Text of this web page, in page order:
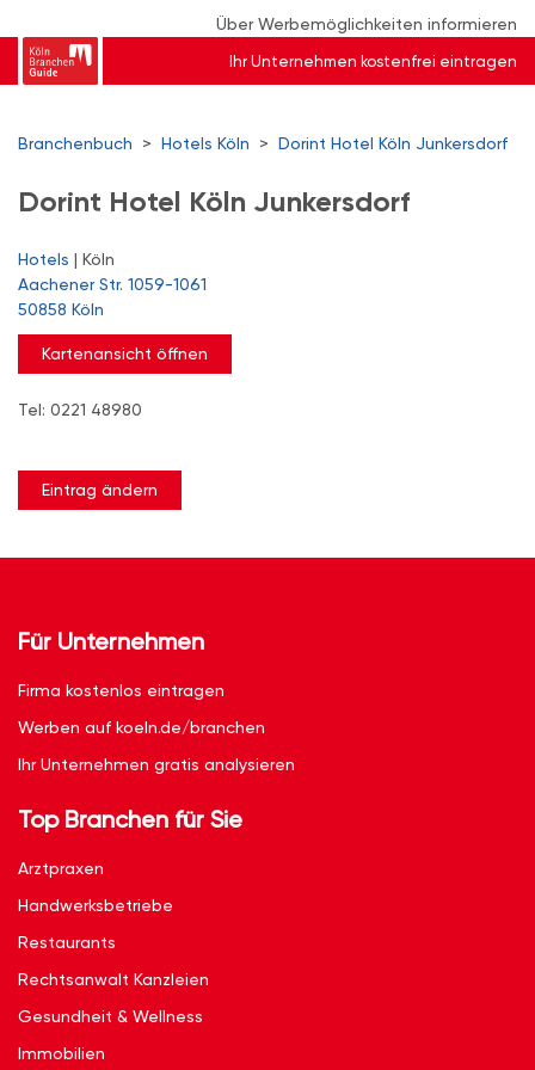
Über Werbemöglichkeiten informieren
Ihr Unternehmen kostenfrei eintragen
Branchenbuch > Hotels Köln > Dorint Hotel Köln Junkersdorf
Dorint Hotel Köln Junkersdorf
Hotels | Köln
Aachener Str. 1059-1061
50858 Köln
Kartenansicht öffnen
Tel: 0221 48980
Eintrag ändern
Für Unternehmen
Firma kostenlos eintragen
Werben auf koeln.de/branchen
Ihr Unternehmen gratis analysieren
Top Branchen für Sie
Arztpraxen
Handwerksbetriebe
Restaurants
Rechtsanwalt Kanzleien
Gesundheit & Wellness
Immobilien